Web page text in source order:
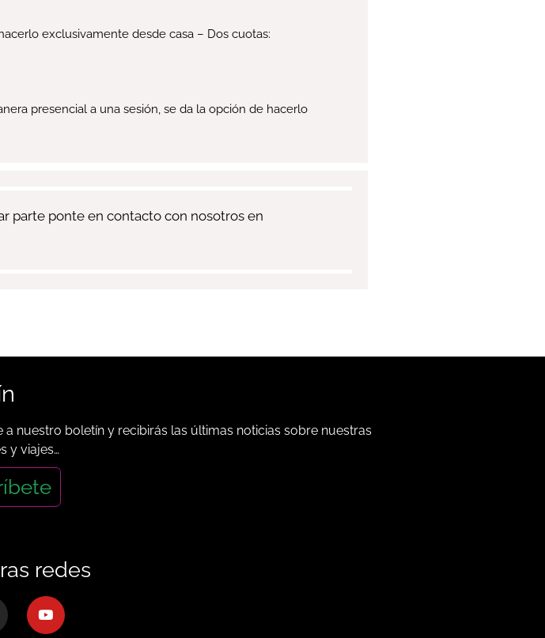
exclusivamente desde casa – Dos cuotas:
presencial a una sesión, se da la opción de hacerlo
parte ponte en contacto con nosotros en
a nuestro boletín y recibirás las últimas noticias sobre nuestras
y viajes…
redes